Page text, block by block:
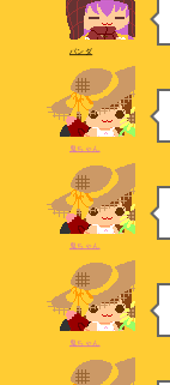
パンダ
鬼ちゃん
鬼ちゃん
鬼ちゃん